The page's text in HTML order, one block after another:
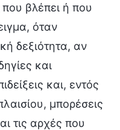
βλέπει ή που
όταν
δεξιότητα, αν
και
και, εντός
μπορέσεις
τις αρχές που